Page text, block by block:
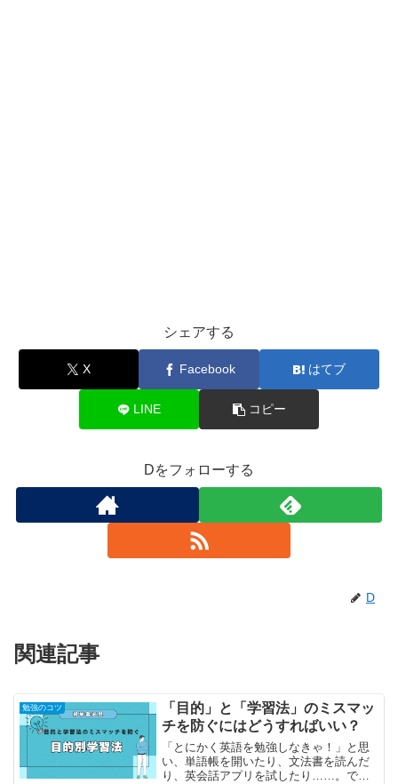
シェアする
X Facebook はてブ
LINE コピー
Dをフォローする
D
関連記事
勉強のコツ
「目的」と「学習法」のミスマッ
チを防ぐにはどうすればいい？
「とにかく英語を勉強しなきゃ！」と思
い、単語帳を開いたり、文法書を読んだ
り、英会話アプリを試したり……。で